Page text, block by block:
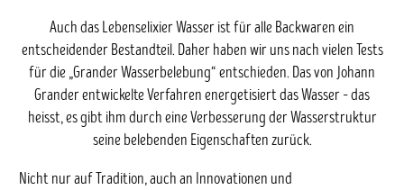
Auch das Lebenselixier Wasser ist für alle Backwaren ein
entscheidender Bestandteil. Daher haben wir uns nach vielen Tests
für die „Grander Wasserbelebung“ entschieden. Das von Johann
Grander entwickelte Verfahren energetisiert das Wasser – das
heisst, es gibt ihm durch eine Verbesserung der Wasserstruktur
seine belebenden Eigenschaften zurück.
Nicht nur auf Tradition, auch an Innovationen und